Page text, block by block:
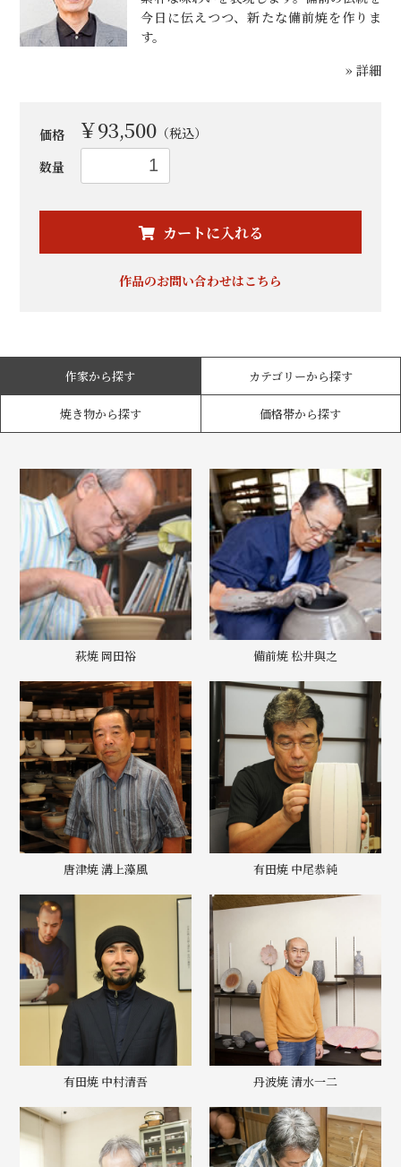
今日に伝えつつ、新たな備前焼を作りま
す。
» 詳細
価格 ￥93,500 （税込）
数量
カートに入れる
作品のお問い合わせはこちら
作家から探す カテゴリーから探す
焼き物から探す 価格帯から探す
萩焼 岡田裕 備前焼 松井與之
唐津焼 溝上藻風 有田焼 中尾恭純
有田焼 中村清吾 丹波焼 清水一二